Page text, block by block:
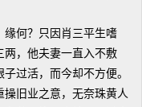
何？只因肖三平生嗜
两，他夫妻一直入不敷
过活，而今却不方便。
旧业之意，无奈珠黄人